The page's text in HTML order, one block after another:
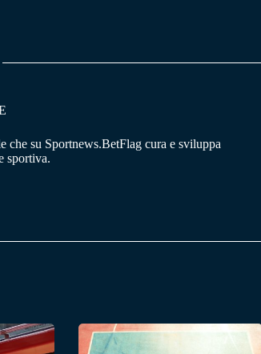
che su Sportnews.BetFlag cura e sviluppa
sportiva.